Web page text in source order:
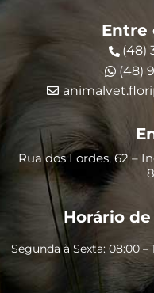
Entre
(48)
(48)
Rua dos Lordes, 62 –
Horário
Segunda à Sexta: 08:00 –